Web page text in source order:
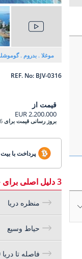
موغلا بدروم
REF. No: BJV-0316
قیمت از
2.200.000 EUR
بروز رسانی قیمت برای
پرداخت با
3 دلیل اصلی برای خرید
منظره دریا
حیاط وسیع
فاصله تا دریا 250 متر